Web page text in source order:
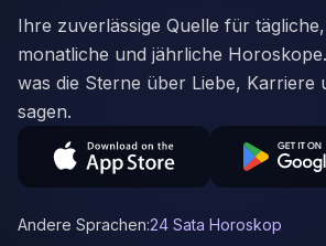
Ihre zuverlässige Quelle für
monatliche und jährliche
was die Sterne über Liebe, Karriere
sagen.
Andere Sprachen:24 Sata Horoskop